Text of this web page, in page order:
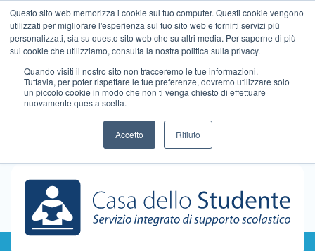
Questo sito web memorizza i cookie sul tuo computer. Questi cookie vengono
utilizzati per migliorare l'esperienza sul tuo sito web e fornirti servizi più
personalizzati, sia su questo sito web che su altri media. Per saperne di più
sui cookie che utilizziamo, consulta la nostra politica sulla privacy.
Quando visiti il ​​nostro sito non tracceremo le tue informazioni.
Tuttavia, per poter rispettare le tue preferenze, dovremo utilizzare solo
un piccolo cookie in modo che non ti venga chiesto di effettuare
nuovamente questa scelta.
Accetto Rifiuto